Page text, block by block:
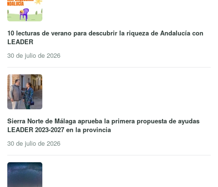
10 lecturas de verano para descubrir la riqueza de Andalucía con
LEADER
30 de julio de 2026
Sierra Norte de Málaga aprueba la primera propuesta de ayudas
LEADER 2023-2027 en la provincia
30 de julio de 2026